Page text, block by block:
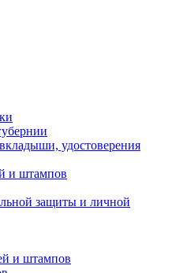
удостоверения
и штампов
защиты и личной
и штампов